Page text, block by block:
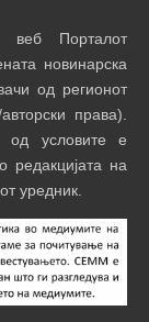
Порталот
новинарска
од регионот
права).
од условите е
редакцијата на
уредник.